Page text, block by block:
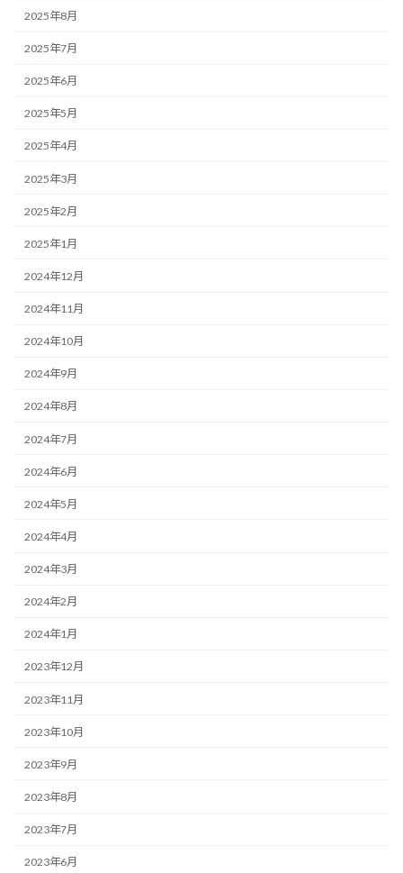
2025年8月
2025年7月
2025年6月
2025年5月
2025年4月
2025年3月
2025年2月
2025年1月
2024年12月
2024年11月
2024年10月
2024年9月
2024年8月
2024年7月
2024年6月
2024年5月
2024年4月
2024年3月
2024年2月
2024年1月
2023年12月
2023年11月
2023年10月
2023年9月
2023年8月
2023年7月
2023年6月